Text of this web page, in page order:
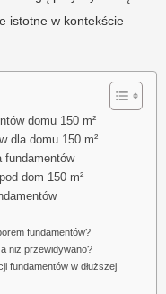
istotne w kontekście
domu 150 m²
dla domu 150 m²
fundamentów
dom 150 m²
fundamentów?
niż przewidywano?
fundamentów w dłuższej